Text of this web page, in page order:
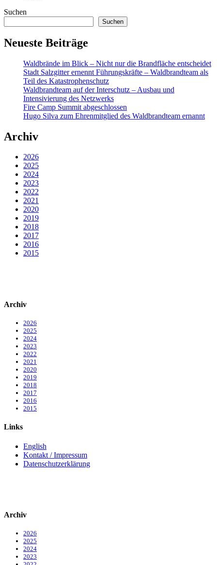
Suchen
Suchen
Neueste Beiträge
Waldbrände im Blick – Nicht nur die Brandfläche entscheidet
Stadt Salzgitter ernennt Führungskräfte – Waldbrandteam als
Teil des Katastrophenschutz
Waldbrandteam auf der Interschutz – Ausbau und
Intensivierung des Netzwerks
Fire Camp Summit abgeschlossen
Hugo Silva zum Ehrenmitglied des Waldbrandteam ernannt
Archiv
2026
2025
2024
2023
2022
2021
2020
2019
2018
2017
2016
2015
Archiv
2026
2025
2024
2023
2022
2021
2020
2019
2018
2017
2016
2015
Links
English
Kontakt / Impressum
Datenschutzerklärung
Archiv
2026
2025
2024
2023